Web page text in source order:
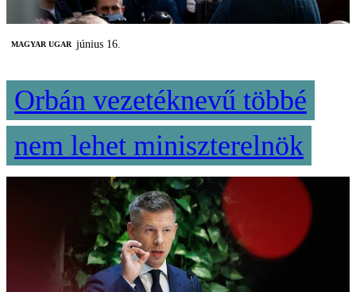
MAGYAR UGAR június 16.
Orbán vezetéknevű többé
nem lehet miniszterelnök